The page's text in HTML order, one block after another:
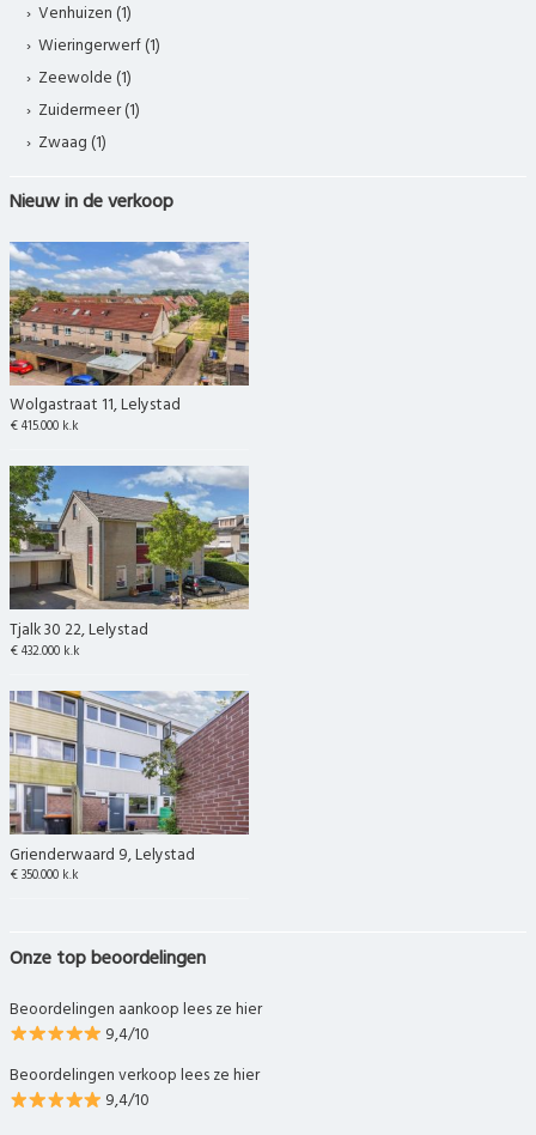
Venhuizen (1)
Wieringerwerf (1)
Zeewolde (1)
Zuidermeer (1)
Zwaag (1)
Nieuw in de verkoop
Wolgastraat 11, Lelystad
€ 415.000 k.k
Tjalk 30 22, Lelystad
€ 432.000 k.k
Grienderwaard 9, Lelystad
€ 350.000 k.k
Onze top beoordelingen
Beoordelingen aankoop lees ze hier
9,4/10
Beoordelingen verkoop lees ze hier
9,4/10